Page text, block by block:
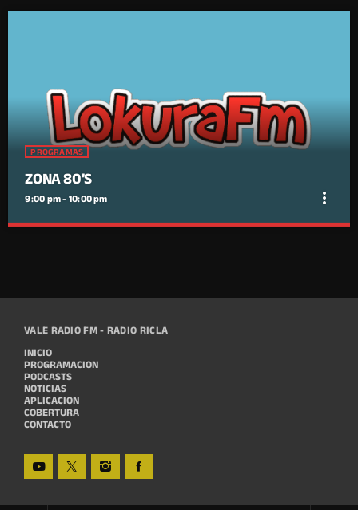
PROGRAMAS
ZONA 80’S
9:00 pm - 10:00 pm more_vert
VALE RADIO FM - RADIO RICLA
INICIO
PROGRAMACION
PODCASTS
NOTICIAS
APLICACION
COBERTURA
CONTACTO